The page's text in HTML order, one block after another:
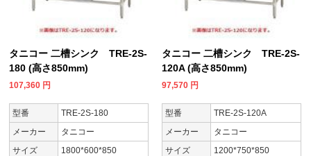
タニコー 二槽シンク TRE-2S-
180 (高さ850mm)
107,360 円
型番
TRE-2S-180
メーカー
タニコー
サイズ
1800*600*850
タニコー 二槽シンク TRE-2S-
120A (高さ850mm)
97,570 円
型番
TRE-2S-120A
メーカー
タニコー
サイズ
1200*750*850